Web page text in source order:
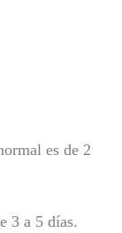
es de 2
3 a 5 días.